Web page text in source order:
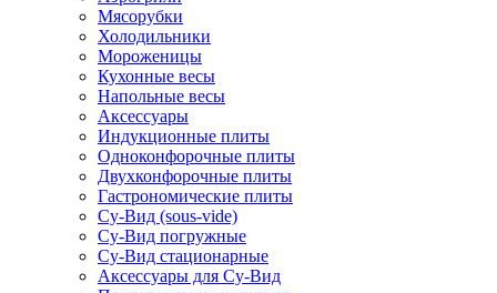
Мясорубки
Холодильники
Мороженицы
Кухонные весы
Напольные весы
Аксессуары
Индукционные плиты
Одноконфорочные плиты
Двухконфорочные плиты
Гастрономические плиты
Су-Вид (sous-vide)
Су-Вид погружные
Су-Вид стационарные
Аксессуары для Су-Вид